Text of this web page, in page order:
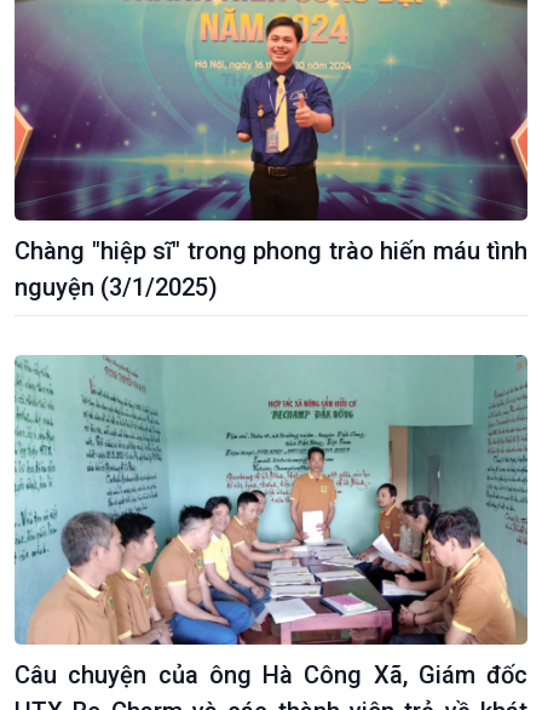
Chàng "hiệp sĩ" trong phong trào hiến máu tình
nguyện (3/1/2025)
Câu chuyện của ông Hà Công Xã, Giám đốc